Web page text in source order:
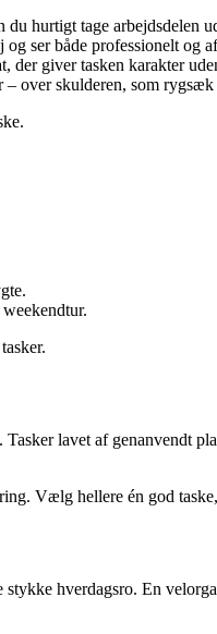
du hurtigt tage arbejdsdelen
ser både professionelt og
der giver tasken karakter
– over skulderen, som
lavet af genanvendt
Vælg hellere én god
hverdagsro. En